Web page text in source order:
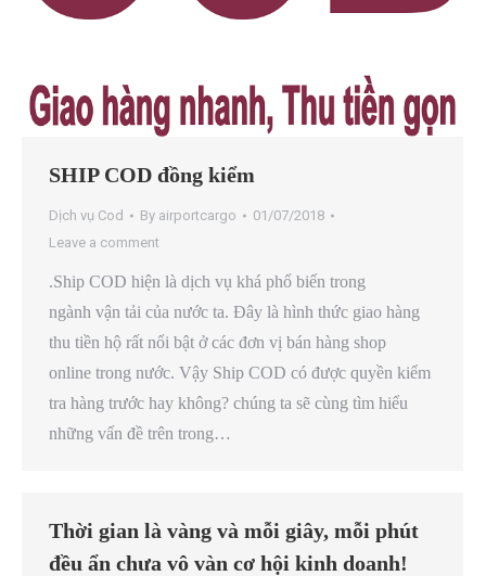
SHIP COD đồng kiểm
Dịch vụ Cod By airportcargo
01/07/2018
Leave a comment
.Ship COD hiện là dịch vụ khá phổ biến trong
ngành vận tải của nước ta. Đây là hình thức giao hàng
thu tiền hộ rất nổi bật ở các đơn vị bán hàng shop
online trong nước. Vậy Ship COD có được quyền kiểm
tra hàng trước hay không? chúng ta sẽ cùng tìm hiểu
những vấn đề trên trong…
Thời gian là vàng và mỗi giây, mỗi phút
đều ẩn chưa vô vàn cơ hội kinh doanh!